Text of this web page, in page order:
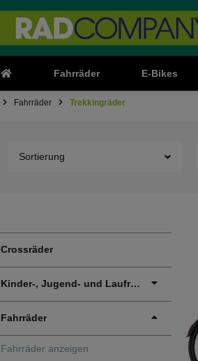
Fahrräder E-Bikes
Fahrräder Trekkingräder
Sortierung
Crossräder
Kinder-, Jugend- und Laufräder
Fahrräder
Fahrräder anzeigen